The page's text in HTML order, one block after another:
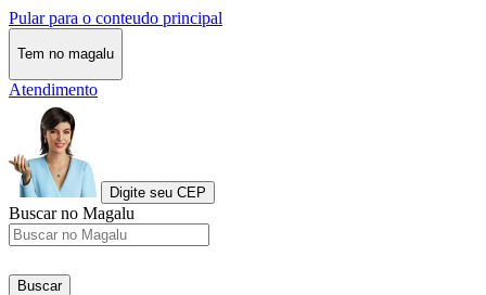
Pular para o conteudo principal
Tem no magalu
Atendimento
Digite seu CEP
Buscar no Magalu
Buscar